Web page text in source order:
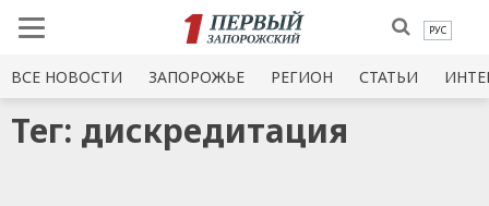
РУС
ВСЕ НОВОСТИ ЗАПОРОЖЬЕ РЕГИОН СТАТЬИ
Тег: дискредитация